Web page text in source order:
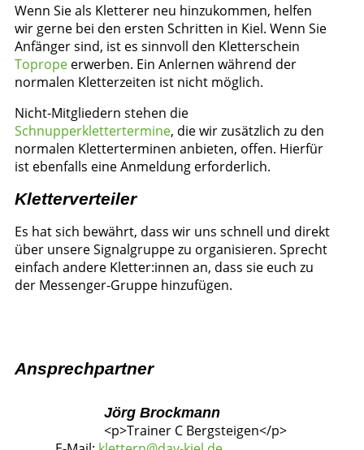
Wenn Sie als Kletterer neu hinzukommen, helfen
wir gerne bei den ersten Schritten in Kiel. Wenn Sie
Anfänger sind, ist es sinnvoll den Kletterschein
Topropeerwerben. Ein Anlernen während der
normalen Kletterzeiten ist nicht möglich.
Nicht-Mitgliedern stehen die
Schnupperklettertermine, die wir zusätzlich zu den
normalen Kletterterminen anbieten, offen. Hierfür
ist ebenfalls eine Anmeldung erforderlich.
Kletterverteiler
Es hat sich bewährt, dass wir uns schnell und direkt
über unsere Signalgruppe zu organisieren. Sprecht
einfach andere Kletter:innen an, dass sie euch zu
der Messenger-Gruppe hinzufügen.
Ansprechpartner
Jörg Brockmann
<p>Trainer C Bergsteigen</p>